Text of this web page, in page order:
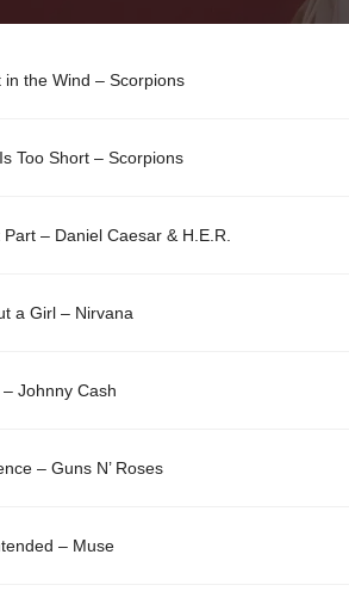
in the Wind – Scorpions
Too Short – Scorpions
– Daniel Caesar & H.E.R.
a Girl – Nirvana
Johnny Cash
– Guns N’ Roses
– Muse